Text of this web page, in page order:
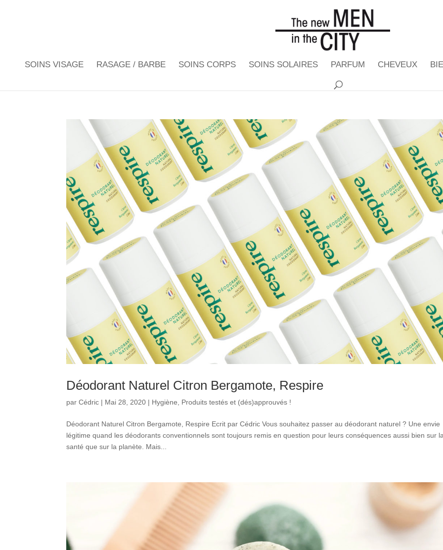
SOINS VISAGE RASAGE / BARBE SOINS CORPS SOINS SOLAIRES PARFUM CHEVEUX
Déodorant Naturel Citron Bergamote, Respire
parCédric | Mai 28, 2020 | Hygiène Produits testés et (dés)approuvés !
Déodorant Naturel Citron Bergamote, Respire Ecrit par Cédric Vous souhaitez passer au déodorant naturel ? Une envie
légitime quand les déodorants conventionnels sont toujours remis en question pour leurs conséquences aussi bien sur
santé que sur la planète. Mais...